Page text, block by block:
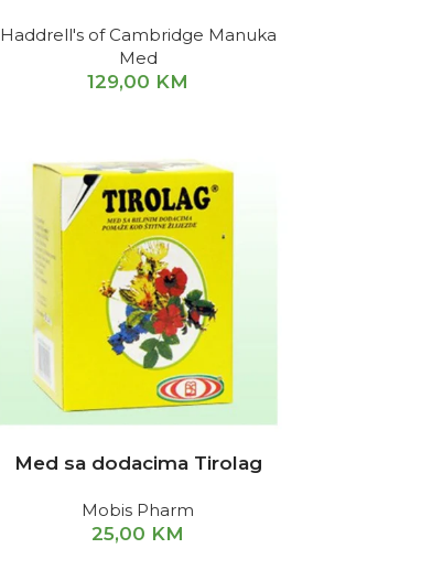
Haddrell's of Cambridge Manuka
Med
129,00 KM
Med sa dodacima Tirolag
Mobis Pharm
25,00 KM